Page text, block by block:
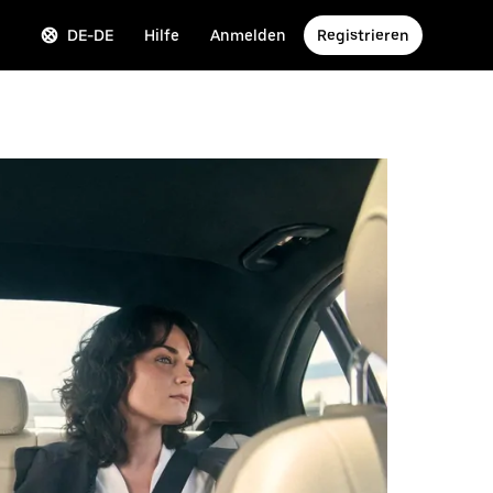
DE-DE Hilfe Anmelden Registrieren